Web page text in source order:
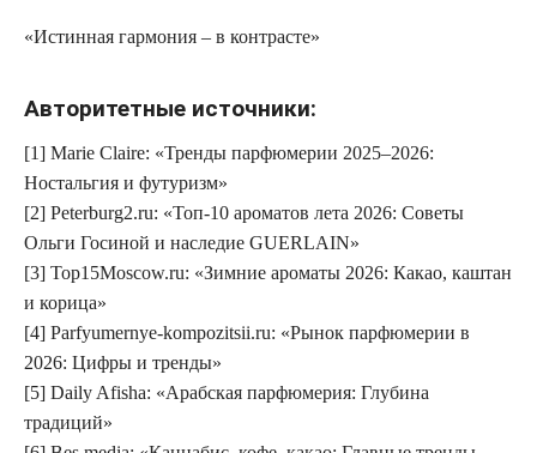
«Истинная гармония – в контрасте»
Авторитетные источники:
[1] Marie Claire: «Тренды парфюмерии 2025–2026:
Ностальгия и футуризм»
[2] Peterburg2.ru: «Топ-10 ароматов лета 2026: Советы
Ольги Госиной и наследие GUERLAIN»
[3] Top15Moscow.ru: «Зимние ароматы 2026: Какао, каштан
и корица»
[4] Parfyumernye-kompozitsii.ru: «Рынок парфюмерии в
2026: Цифры и тренды»
[5] Daily Afisha: «Арабская парфюмерия: Глубина
традиций»